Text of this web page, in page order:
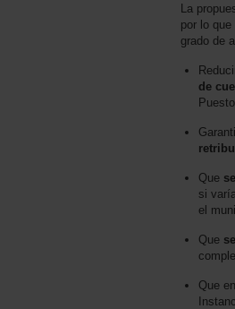
La
por lo
grado de
de
Puesto
Que
si
el
Que
Que